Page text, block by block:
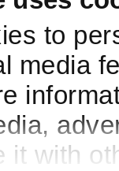
to
media
it with